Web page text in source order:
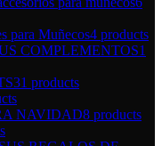
para Muñecos4 products
COMPLEMENTOS1
31 products
NAVIDAD8 products